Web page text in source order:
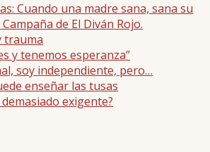
Cuando una madre sana, sana su
de El Diván Rojo.
trauma
y tenemos esperanza”
soy independiente, pero…
enseñar las tusas
exigente?